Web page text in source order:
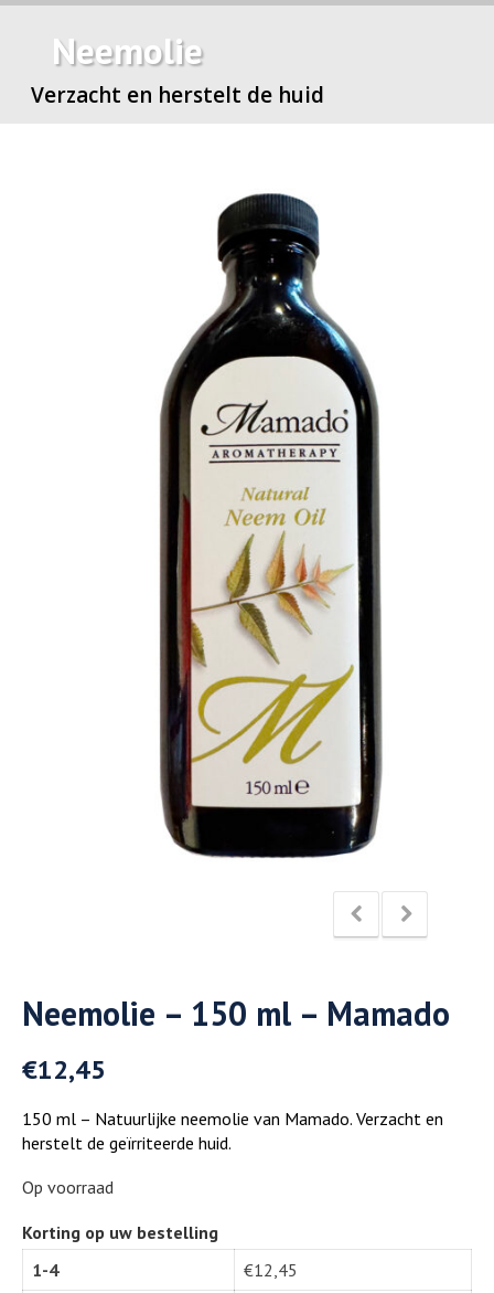
Neemolie
Verzacht en herstelt de huid
Neemolie – 150 ml – Mamado
€12,45
150 ml – Natuurlijke neemolie van Mamado. Verzacht en
herstelt de geïrriteerde huid.
Op voorraad
Korting op uw bestelling
1-4
€12,45